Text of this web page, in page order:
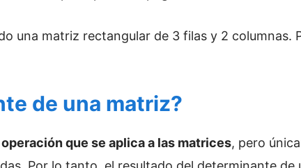
una matriz rectangular de 3 filas y 2 columnas.
de una matriz?
que se aplica a las matrices, pero